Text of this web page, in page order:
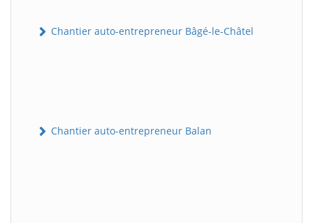
Chantier auto-entrepreneur Bâgé-le-Châtel
Chantier auto-entrepreneur Balan